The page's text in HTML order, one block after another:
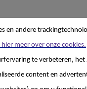
en andere
hier meer over onze cookies.
te verbeteren, het
content en